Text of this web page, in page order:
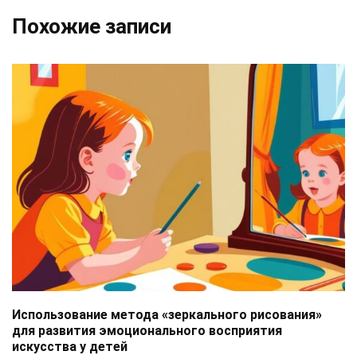
Похожие записи
Использование метода «зеркального рисования»
для развития эмоционального восприятия
искусства у детей